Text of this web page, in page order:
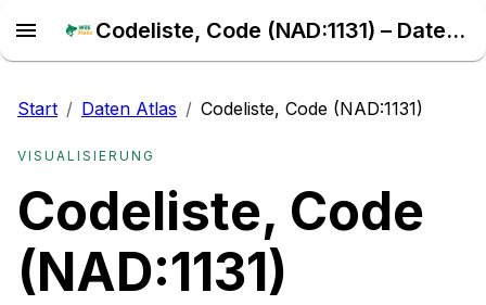
Codeliste, Code (NAD:1131) – Daten Atlas
Start / Daten Atlas / Codeliste, Code (NAD:1131)
VISUALISIERUNG
Codeliste, Code
(NAD:1131)